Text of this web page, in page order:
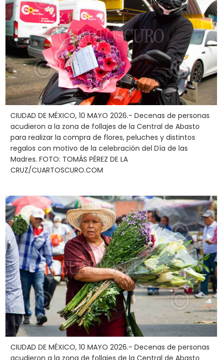
CIUDAD DE MÉXICO, 10 MAYO 2026.- Decenas de personas
acudieron a la zona de follajes de la Central de Abasto
para realizar la compra de flores, peluches y distintos
regalos con motivo de la celebración del Día de las
Madres. FOTO: TOMÁS PÉREZ DE LA
CRUZ/CUARTOSCURO.COM
CIUDAD DE MÉXICO, 10 MAYO 2026.- Decenas de personas
acudieron a la zona de follajes de la Central de Abasto